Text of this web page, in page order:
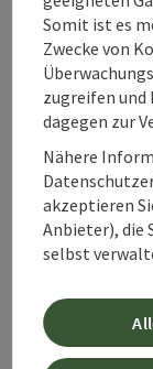
7.
Die
nach Sternen
den
auf den
jeweiligen
zuständigen
zusätzlichen
Haftung
Somit ist es
Zwecke von
zugreifen
dagegen zur
Nähere
akzeptieren
Anbieter), die
selbst